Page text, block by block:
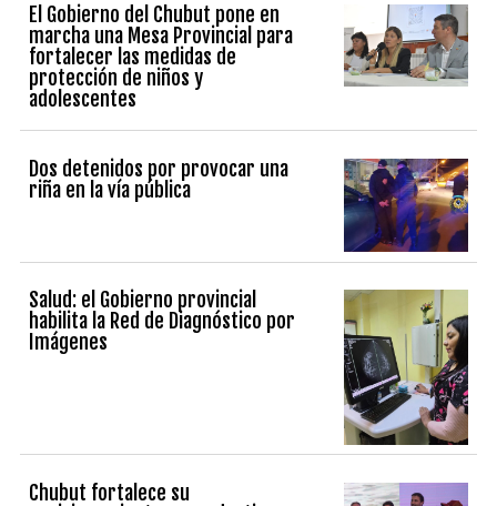
El Gobierno del Chubut pone en
marcha una Mesa Provincial para
fortalecer las medidas de
protección de niños y
adolescentes
Dos detenidos por provocar una
riña en la vía pública
Salud: el Gobierno provincial
habilita la Red de Diagnóstico por
Imágenes
Chubut fortalece su